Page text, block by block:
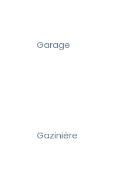
Garage
Gazinière